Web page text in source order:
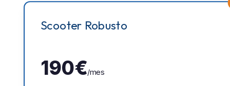
Scooter Robusto
190€/mes